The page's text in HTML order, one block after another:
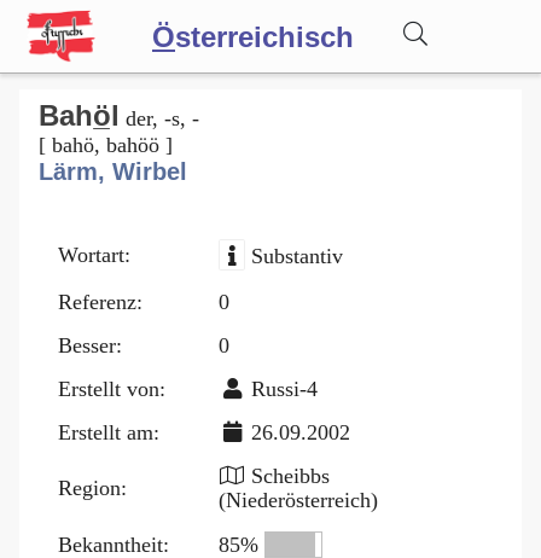
Österreichisch
Wörterbuch
Forum
Blog
Bahö̲l der, -s, -
[ bahö, bahöö ]
Lärm, Wirbel
Wortart:
Substantiv
Referenz:
0
Besser:
0
Erstellt von:
Russi-4
Erstellt am:
26.09.2002
Region:
Scheibbs
(Niederösterreich)
Bekanntheit:
85%